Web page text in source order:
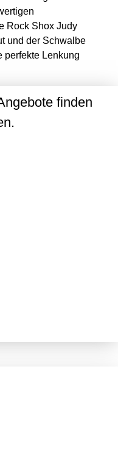
Rock Shox Judy
und der Schwalbe
perfekte Lenkung
finden